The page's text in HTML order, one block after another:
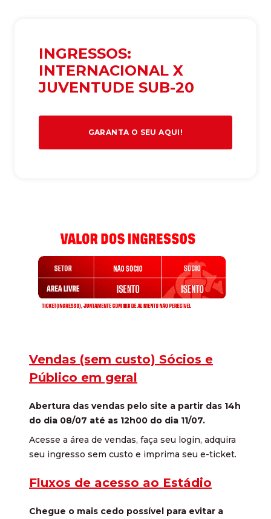
INGRESSOS:
INTERNACIONAL X
JUVENTUDE SUB-20
GARANTA O SEU AQUI!
Vendas (sem custo) Sócios e
Público em geral
Abertura das vendas pelo site a partir das 14h
do dia 08/07 até as 12h00 do dia 11/07.
Acesse a área de vendas, faça seu login, adquira
seu ingresso sem custo e imprima seu e-ticket.
Fluxos de acesso ao Estádio
Chegue o mais cedo possível para evitar a